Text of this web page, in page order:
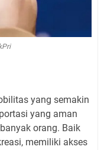
yang semakin
yang aman
orang. Baik
memiliki akses